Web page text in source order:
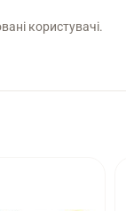
користувачі.